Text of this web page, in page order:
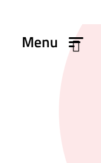
Menu